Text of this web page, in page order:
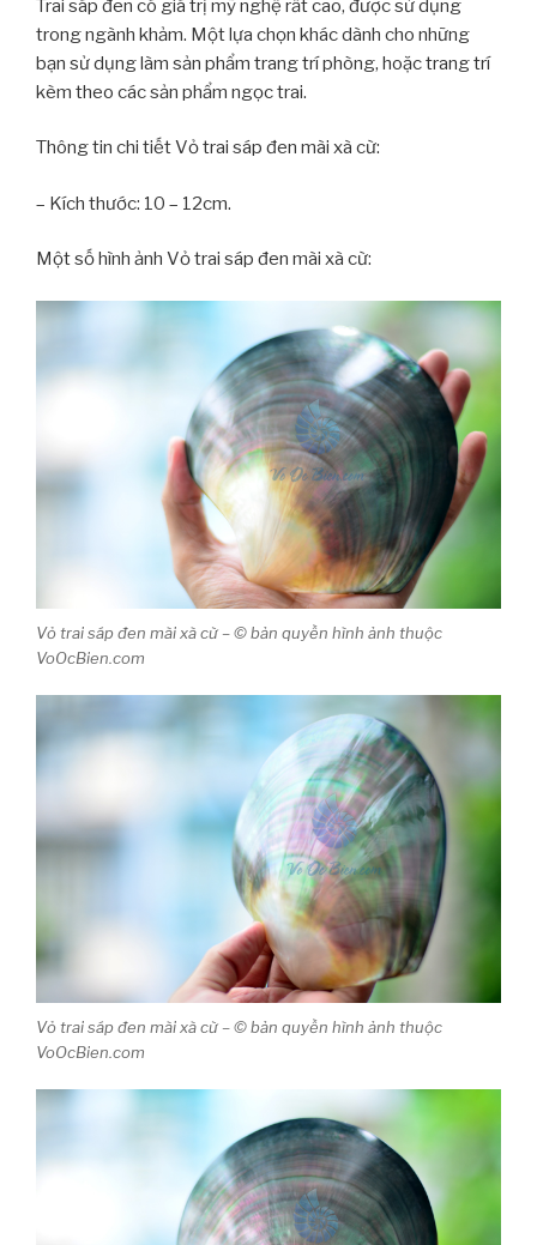
Trai sáp đen có giá trị mỹ nghệ rất cao, được sử dụng
trong ngành khảm. Một lựa chọn khác dành cho những
bạn sử dụng làm sản phẩm trang trí phòng, hoặc trang trí
kèm theo các sản phẩm ngọc trai.
Thông tin chi tiết Vỏ trai sáp đen mài xà cừ:
– Kích thước: 10 – 12cm.
Một số hình ảnh Vỏ trai sáp đen mài xà cừ:
Vỏ trai sáp đen mài xà cừ – © bản quyền hình ảnh thuộc
VoOcBien.com
Vỏ trai sáp đen mài xà cừ – © bản quyền hình ảnh thuộc
VoOcBien.com